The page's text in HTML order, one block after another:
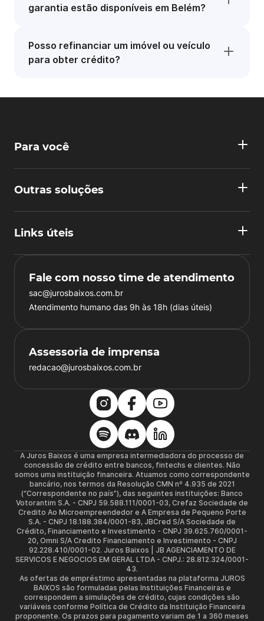
garantia estão disponíveis em Belém?
Posso refinanciar um imóvel ou veículo
para obter crédito?
Para você
Outras soluções
Links úteis
Fale com nosso time de atendimento
sac@jurosbaixos.com.br
Atendimento humano das 9h às 18h (dias úteis)
Assessoria de imprensa
redacao@jurosbaixos.com.br
A Juros Baixos é uma empresa intermediadora do processo de
concessão de crédito entre bancos, fintechs e clientes. Não
somos uma instituição financeira. Atuamos como correspondente
bancário, nos termos da Resolução CMN nº 4.935 de 2021
(“Correspondente no país”), das seguintes instituições: Banco
Votorantim S.A. - CNPJ 59.588.111/0001-03, Crefaz Sociedade de
Credito Ao Microempreendedor e A Empresa de Pequeno Porte
S.A. - CNPJ 18.188.384/0001-83, JBCred S/A Sociedade de
Crédito, Financiamento e Investimento - CNPJ 39.625.760/0001-
20, Omni S/A Credito Financiamento e Investimento - CNPJ
92.228.410/0001-02. Juros Baixos | JB AGENCIAMENTO DE
SERVICOS E NEGOCIOS EM GERAL LTDA - CNPJ.: 28.812.324/0001-
43.
As ofertas de empréstimo apresentadas na plataforma JUROS
BAIXOS são formuladas pelas Instituições Financeiras e
correspondem a simulações de crédito, cujas condições são
variáveis conforme Política de Crédito da Instituição Financeira
proponente. Os prazos para pagamento variam de 1 a 360 meses